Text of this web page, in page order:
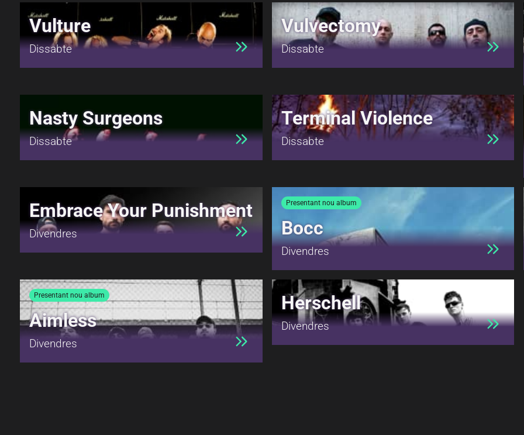
Vulture
Dissabte
Vulvectomy
Dissabte
Nasty Surgeons
Dissabte
Terminal Violence
Dissabte
Embrace Your Punishment
Divendres
Presentant nou album
Bocc
Divendres
Presentant nou album
Aimless
Divendres
Herschell
Divendres